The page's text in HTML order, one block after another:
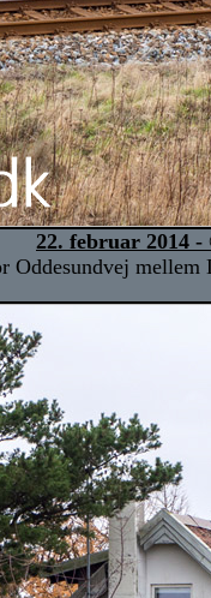
22. februar 2014
Oddesundvej